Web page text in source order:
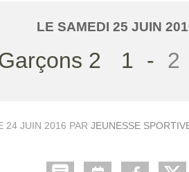
LE SAMEDI 25 JUIN
2 1 - 2
24 JUIN 2016 PAR JEUNESSE